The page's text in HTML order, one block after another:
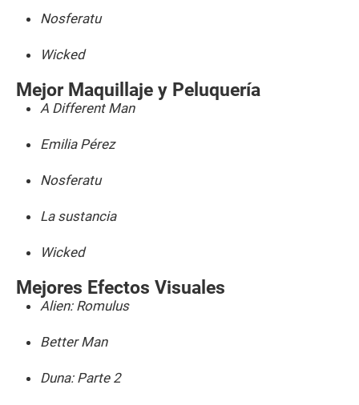
Nosferatu
Wicked
Mejor Maquillaje y Peluquería
A Different Man
Emilia Pérez
Nosferatu
La sustancia
Wicked
Mejores Efectos Visuales
Alien: Romulus
Better Man
Duna: Parte 2